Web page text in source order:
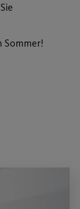
Sommer!